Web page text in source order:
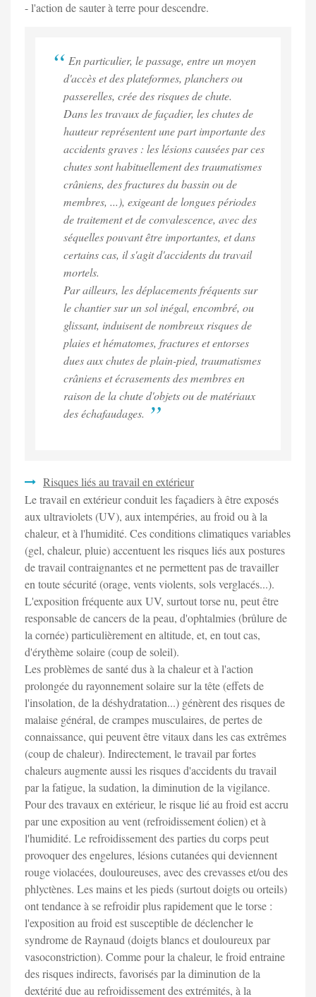
- l'action de sauter à terre pour descendre.
En particulier, le passage, entre un moyen
d'accès et des plateformes, planchers ou
passerelles, crée des risques de chute.
Dans les travaux de façadier, les chutes de
hauteur représentent une part importante des
accidents graves : les lésions causées par ces
chutes sont habituellement des traumatismes
crâniens, des fractures du bassin ou de
membres, ...), exigeant de longues périodes
de traitement et de convalescence, avec des
séquelles pouvant être importantes, et dans
certains cas, il s'agit d'accidents du travail
mortels.
Par ailleurs, les déplacements fréquents sur
le chantier sur un sol inégal, encombré, ou
glissant, induisent de nombreux risques de
plaies et hématomes, fractures et entorses
dues aux chutes de plain-pied, traumatismes
crâniens et écrasements des membres en
raison de la chute d'objets ou de matériaux
des échafaudages.
Risques liés au travail en extérieur
Le travail en extérieur conduit les façadiers à être exposés
aux ultraviolets (UV), aux intempéries, au froid ou à la
chaleur, et à l'humidité. Ces conditions climatiques variables
(gel, chaleur, pluie) accentuent les risques liés aux postures
de travail contraignantes et ne permettent pas de travailler
en toute sécurité (orage, vents violents, sols verglacés...).
L'exposition fréquente aux UV, surtout torse nu, peut être
responsable de cancers de la peau, d'ophtalmies (brûlure de
la cornée) particulièrement en altitude, et, en tout cas,
d'érythème solaire (coup de soleil).
Les problèmes de santé dus à la chaleur et à l'action
prolongée du rayonnement solaire sur la tête (effets de
l'insolation, de la déshydratation...) génèrent des risques de
malaise général, de crampes musculaires, de pertes de
connaissance, qui peuvent être vitaux dans les cas extrêmes
(coup de chaleur). Indirectement, le travail par fortes
chaleurs augmente aussi les risques d'accidents du travail
par la fatigue, la sudation, la diminution de la vigilance.
Pour des travaux en extérieur, le risque lié au froid est accru
par une exposition au vent (refroidissement éolien) et à
l'humidité. Le refroidissement des parties du corps peut
provoquer des engelures, lésions cutanées qui deviennent
rouge violacées, douloureuses, avec des crevasses et/ou des
phlyctènes. Les mains et les pieds (surtout doigts ou orteils)
ont tendance à se refroidir plus rapidement que le torse :
l'exposition au froid est susceptible de déclencher le
syndrome de Raynaud (doigts blancs et douloureux par
vasoconstriction). Comme pour la chaleur, le froid entraine
des risques indirects, favorisés par la diminution de la
dextérité due au refroidissement des extrémités, à la